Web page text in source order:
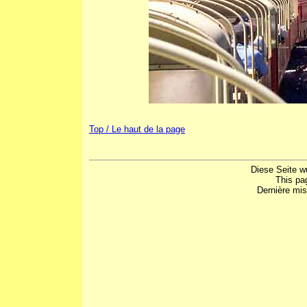
Top / Le haut de la page
Diese Seite
This
Dernière